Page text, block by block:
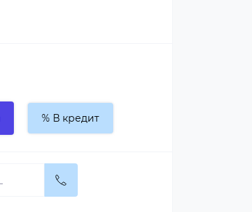
% В кредит